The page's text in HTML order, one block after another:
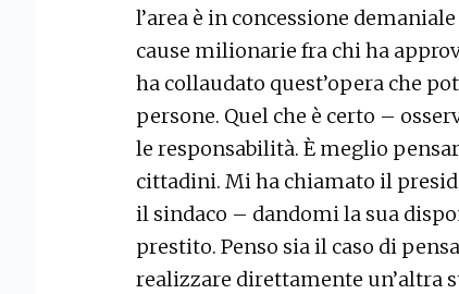
l’area è in concessione
cause milionarie fra chi ha
ha collaudato quest’opera che
persone. Quel che è certo –
le responsabilità. È meglio
cittadini. Mi ha chiamato il
il sindaco – dandomi la sua
prestito. Penso sia il caso di
realizzare direttamente un’altra